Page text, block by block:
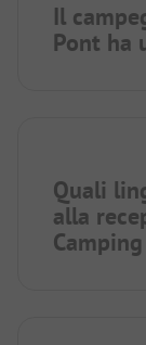
Il
Pont ha
Quali
alla